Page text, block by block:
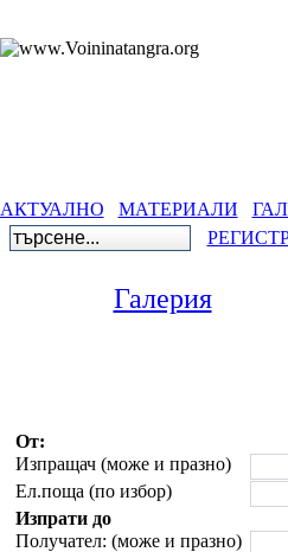
АКТУАЛНО МАТЕРИАЛИ
Галерия
От:
Изпращач (може и празно)
Ел.поща (по избор)
Изпрати до
Получател: (може и празно)